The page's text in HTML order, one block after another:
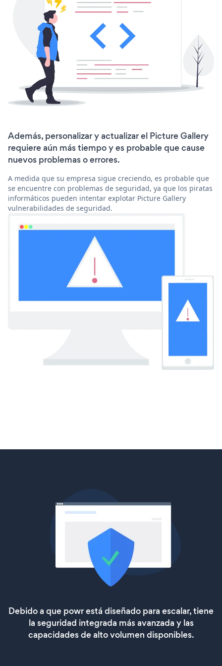
Además, personalizar y actualizar el Picture Gallery
requiere aún más tiempo y es probable que cause
nuevos problemas o errores.
A medida que su empresa sigue creciendo, es probable que
se encuentre con problemas de seguridad, ya que los piratas
informáticos pueden intentar explotar Picture Gallery
vulnerabilidades de seguridad.
Debido a que powr está diseñado para escalar, tiene
la seguridad integrada más avanzada y las
capacidades de alto volumen disponibles.